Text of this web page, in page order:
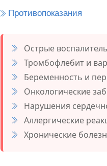
Противопоказания
Острые
Тромбофлебит и
Беременность и
Онкологические
Нарушения
Аллергические
Хронические